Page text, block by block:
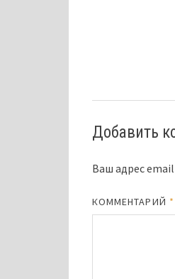
Добавить
Ваш адрес
КОММЕНТАРИЙ *